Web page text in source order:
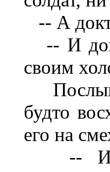
-- А
-- И
своим
будто
его на
-- И